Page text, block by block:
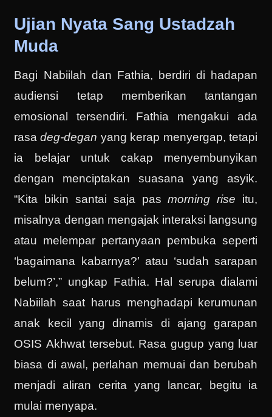
Ujian Nyata Sang Ustadzah
Muda
Bagi Nabiilah dan Fathia, berdiri di hadapan
audiensi tetap memberikan tantangan
emosional tersendiri. Fathia mengakui ada
rasadeg-degan yang kerap menyergap, tetapi
ia belajar untuk cakap menyembunyikan
dengan menciptakan suasana yang asyik.
“Kita bikin santai saja pasmorning rise itu,
misalnya dengan mengajak interaksi langsung
atau melempar pertanyaan pembuka seperti
‘bagaimana kabarnya?’ atau ‘sudah sarapan
belum?’,” ungkap Fathia. Hal serupa dialami
Nabiilah saat harus menghadapi kerumunan
anak kecil yang dinamis di ajang garapan
OSIS Akhwat tersebut. Rasa gugup yang luar
biasa di awal, perlahan memuai dan berubah
menjadi aliran cerita yang lancar, begitu ia
mulai menyapa.